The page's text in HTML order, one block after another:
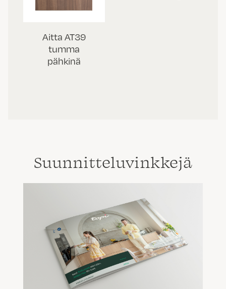
Aitta AT39
tumma
pähkinä
Suunnittelu­vinkkejä